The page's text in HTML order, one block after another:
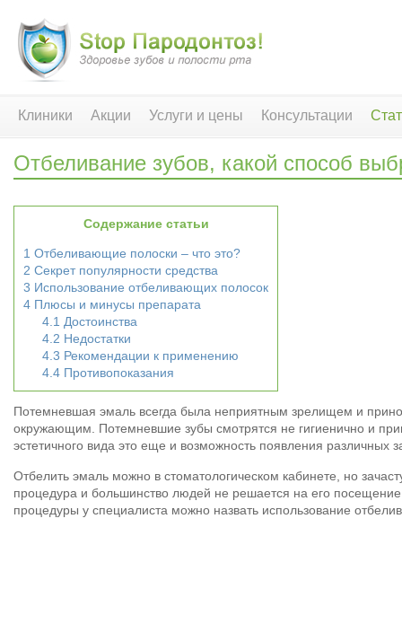
Клиники Акции Услуги и цены Консультации
Отбеливание зубов, какой способ
Содержание статьи
1 Отбеливающие полоски – что это?
2 Секрет популярности средства
3 Использование отбеливающих полосок
4 Плюсы и минусы препарата
4.1 Достоинства
4.2 Недостатки
4.3 Рекомендации к применению
4.4 Противопоказания
Потемневшая эмаль всегда была неприятным зрелищем и
окружающим. Потемневшие зубы смотрятся не гигиенично и
эстетичного вида это еще и возможность появления различных
Отбелить эмаль можно в стоматологическом кабинете, но
процедура и большинство людей не решается на его
процедуры у специалиста можно назвать использование